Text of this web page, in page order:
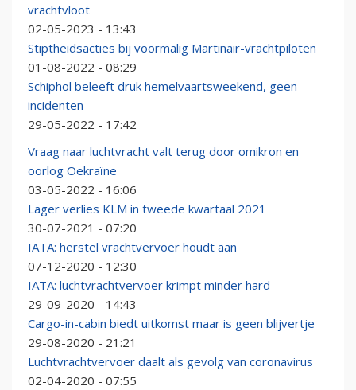
vrachtvloot
02-05-2023 - 13:43
Stiptheidsacties bij voormalig Martinair-vrachtpiloten
01-08-2022 - 08:29
Schiphol beleeft druk hemelvaartsweekend, geen
incidenten
29-05-2022 - 17:42
Vraag naar luchtvracht valt terug door omikron en
oorlog Oekraïne
03-05-2022 - 16:06
Lager verlies KLM in tweede kwartaal 2021
30-07-2021 - 07:20
IATA: herstel vrachtvervoer houdt aan
07-12-2020 - 12:30
IATA: luchtvrachtvervoer krimpt minder hard
29-09-2020 - 14:43
Cargo-in-cabin biedt uitkomst maar is geen blijvertje
29-08-2020 - 21:21
Luchtvrachtvervoer daalt als gevolg van coronavirus
02-04-2020 - 07:55